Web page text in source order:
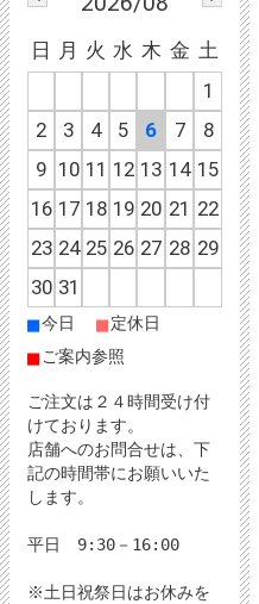
日 月 火 水 木 金 土
1
2
3 4 5 6 7
8
9 10 11 12 13 14 15
16 17 18 19 20 21 22
23 24 25 26 27 28 29
30 31
■今日 ■定休日
■ご案内参照
ご注文は２４時間受け付
けております。
店舗へのお問合せは、下
記の時間帯にお願いいた
します。
平日 9:30－16:00
※土日祝祭日はお休みを